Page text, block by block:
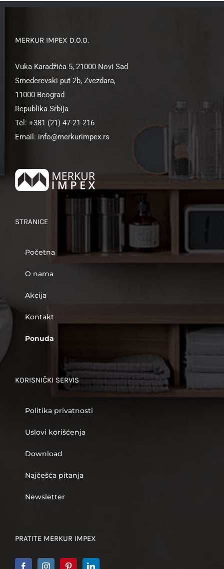
MERKUR IMPEX D.O.O.
Vuka Karadžića 5, 21000 Novi Sad
Smederevski put 2b, Zvezdara,
11000 Beograd
Republika Srbija
Tel: +381 (21) 47-21-216
Email: info@merkurimpex.rs
STRANICE
Početna
O nama
Akcija
Kontakt
Ponuda
KORISNIČKI SERVIS
Politika privatnosti
Uslovi korišćenja
Download
Najčešća pitanja
Newsletter
PRATITE MERKUR IMPEX